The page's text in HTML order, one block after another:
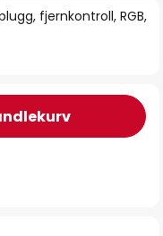
fjernkontroll, RGB,